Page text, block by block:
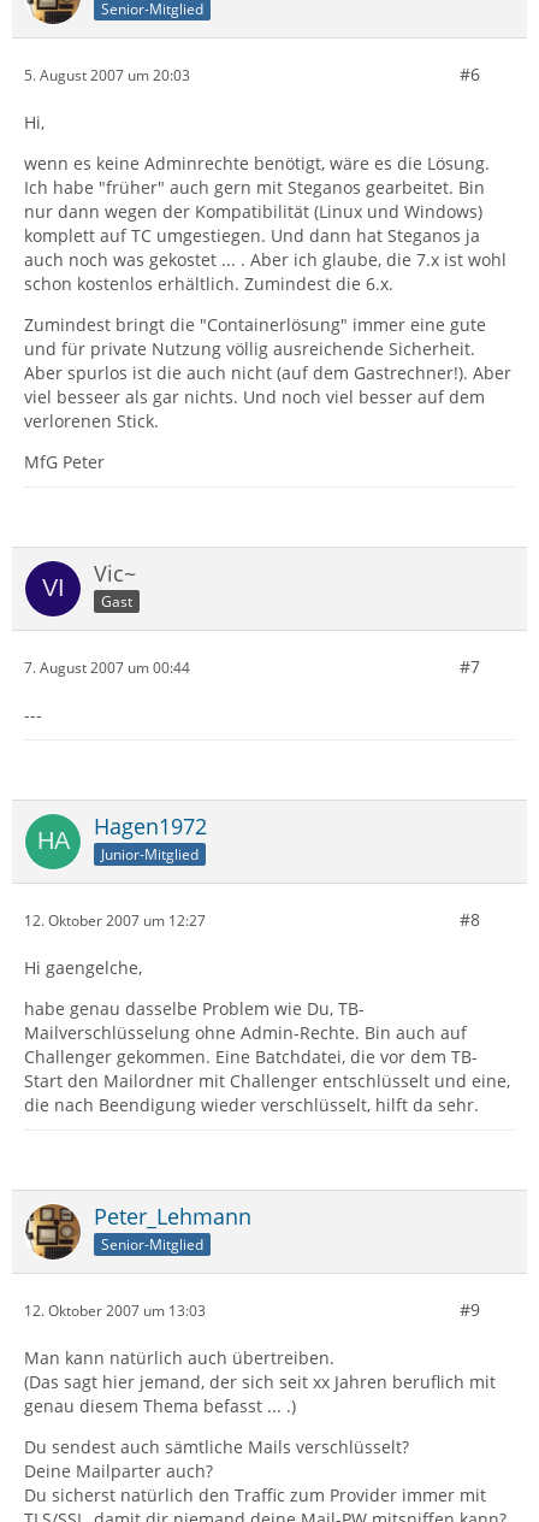
Senior-Mitglied
5. August 2007 um 20:03 #6
Hi,
wenn es keine Adminrechte benötigt, wäre es die Lösung.
Ich habe "früher" auch gern mit Steganos gearbeitet. Bin
nur dann wegen der Kompatibilität (Linux und Windows)
komplett auf TC umgestiegen. Und dann hat Steganos ja
auch noch was gekostet ... . Aber ich glaube, die 7.x ist wohl
schon kostenlos erhältlich. Zumindest die 6.x.
Zumindest bringt die "Containerlösung" immer eine gute
und für private Nutzung völlig ausreichende Sicherheit.
Aber spurlos ist die auch nicht (auf dem Gastrechner!). Aber
viel besseer als gar nichts. Und noch viel besser auf dem
verlorenen Stick.
MfG Peter
Vic~
Gast
7. August 2007 um 00:44 #7
---
Hagen1972
Junior-Mitglied
12. Oktober 2007 um 12:27 #8
Hi gaengelche,
habe genau dasselbe Problem wie Du, TB-
Mailverschlüsselung ohne Admin-Rechte. Bin auch auf
Challenger gekommen. Eine Batchdatei, die vor dem TB-
Start den Mailordner mit Challenger entschlüsselt und eine,
die nach Beendigung wieder verschlüsselt, hilft da sehr.
Peter_Lehmann
Senior-Mitglied
12. Oktober 2007 um 13:03 #9
Man kann natürlich auch übertreiben.
(Das sagt hier jemand, der sich seit xx Jahren beruflich mit
genau diesem Thema befasst ... .)
Du sendest auch sämtliche Mails verschlüsselt?
Deine Mailparter auch?
Du sicherst natürlich den Traffic zum Provider immer mit